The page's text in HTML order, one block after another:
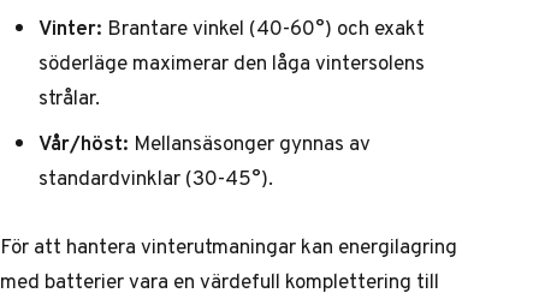
Vinter: Brantare vinkel (40-60°) och exakt
söderläge maximerar den låga vintersolens
strålar.
Vår/höst: Mellansäsonger gynnas av
standardvinklar (30-45°).
För att hantera vinterutmaningar kan energilagring
med batteriervara en värdefull komplettering till